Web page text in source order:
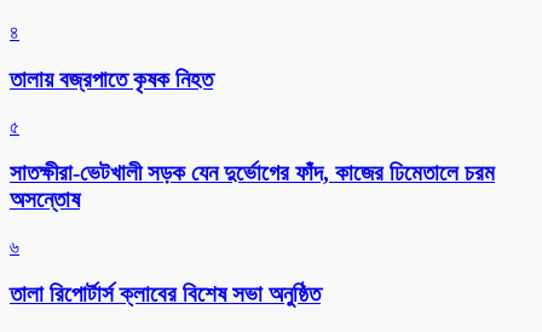
৪
তালায় বজ্রপাতে কৃষক নিহত
৫
সাতক্ষীরা-ভেটখালী সড়ক যেন দুর্ভোগের ফাঁদ, কাজের ঢিমেতালে চরম
অসন্তোষ
৬
‎তালা রিপোর্টার্স ক্লাবের বিশেষ সভা অনুষ্ঠিত